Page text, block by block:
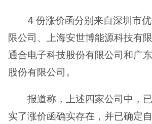
4 份涨价函分别来自深圳市
限公司、上海安世博能源科技有
通合电子科技股份有限公司和广
股份有限公司。
报道称，上述四家公司中，
实了涨价函确实存在，并已确定